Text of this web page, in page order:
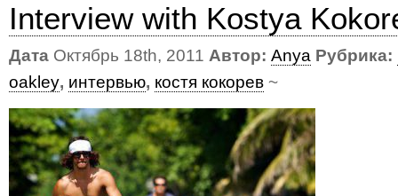
Interview with Kostya
Дата Октябрь 18th, 2011 Автор: Anya Рубрика:
oakley, интервью, костя кокорев ~